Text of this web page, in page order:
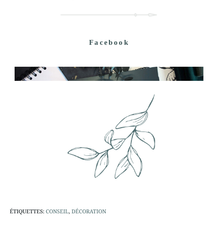
Facebook
ÉTIQUETTES: CONSEIL, DÉCORATION